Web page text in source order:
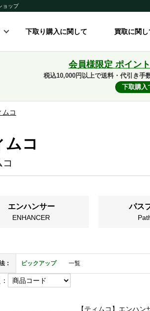
ョップ
下取り購入に関して 買取に関し
会員様限定 ポイン
税込10,000円以上で送料・代引き手
下取購入
ムコ
ムコ
コ
エンハンサー
ENHANCER
パス
： ピックアップ 一覧
【ティムコ】エンハ